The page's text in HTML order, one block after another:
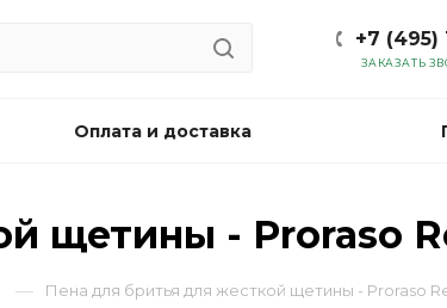
+7 (495)
ЗАКАЗАТЬ
Оплата и доставка
щетины - Proraso
— Пена для бритья для жесткой щетины - Proraso